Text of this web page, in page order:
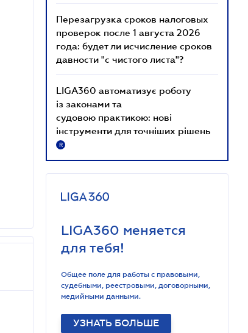
Перезагрузка сроков налоговых
проверок после 1 августа 2026
года: будет ли исчисление сроков
давности "с чистого листа"?
LIGA360 автоматизує роботу
із законами та
судовою практикою: нові
інструменти для точніших рішень
R
LIGA360 меняется
для тебя!
Общее поле для работы с правовыми,
судебными, реестровыми, договорными,
медийными данными.
УЗНАТЬ БОЛЬШЕ